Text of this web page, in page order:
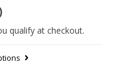
qualify at checkout.